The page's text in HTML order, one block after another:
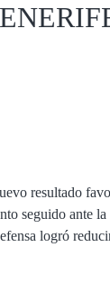
resultado
seguido ante la
logró